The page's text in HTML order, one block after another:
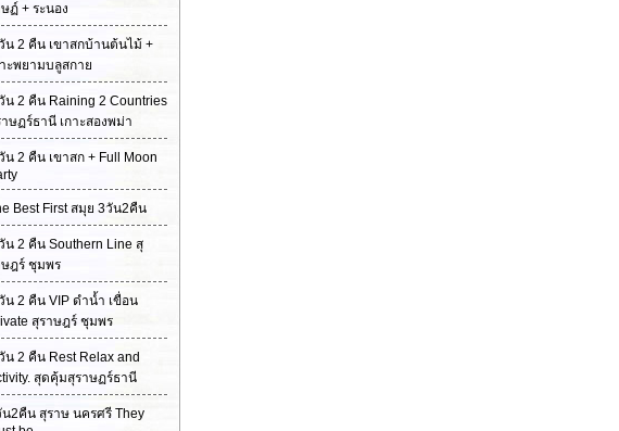
ฏ์ + ระนอง
น 2 คืน เขาสกบ้านต้นไม้ +
าะพยามบลูสกาย
น 2 คืน Raining 2 Countries
ษฏร์ธานี เกาะสองพม่า
น 2 คืน เขาสก + Full Moon
Best First สมุย 3วัน2คืน
น 2 คืน Southern Line สุ
ษฎร์ ชุมพร
น 2 คืน VIP ดำน้ำ เขื่อน
สุราษฎร์ ชุมพร
น 2 คืน Rest Relax and
สุดคุ้มสุราษฏร์ธานี
2คืน สุราษ นครศรี They